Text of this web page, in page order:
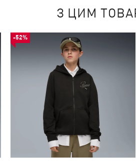
З ЦИМ
-52%